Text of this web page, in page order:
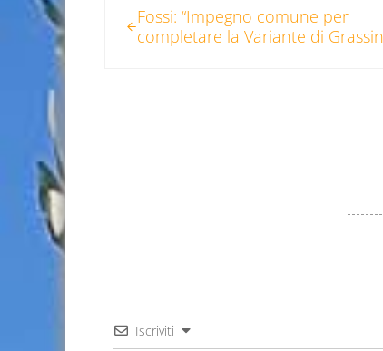
Fossi: “Impegno comune per
completare la Variante di
Iscriviti